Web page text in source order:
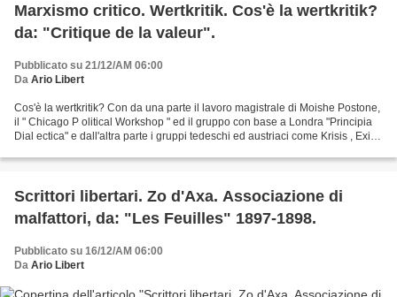
Marxismo critico. Wertkritik. Cos'è la wertkritik?
da: "Critique de la valeur".
Pubblicato su 21/12/AM 06:00
Da Ario Libert
Cos'è la wertkritik? Con da una parte il lavoro magistrale di Moishe Postone,
il " Chicago P olitical Workshop " ed il gruppo con base a Londra "Principia
Dial ectica" e dall'altra parte i gruppi tedeschi ed austriaci come Krisis , Exit,
Scrittori libertari. Zo d'Axa. Associazione di
malfattori, da: "Les Feuilles" 1897-1898.
Pubblicato su 16/12/AM 06:00
Da Ario Libert